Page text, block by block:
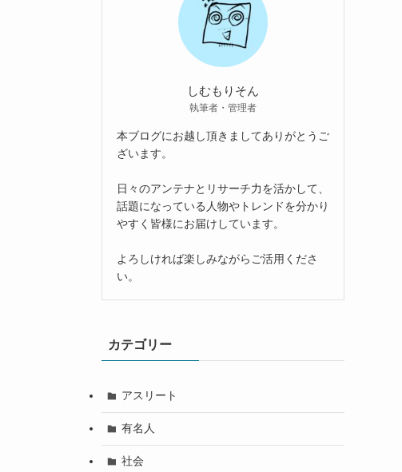
しむもりそん
執筆者・管理者
本ブログにお越し頂きましてありがとうご
ざいます。
日々のアンテナとリサーチ力を活かして、
話題になっている人物やトレンドを分かり
やすく皆様にお届けしています。
よろしければ楽しみながらご活用くださ
い。
カテゴリー
アスリート
有名人
社会